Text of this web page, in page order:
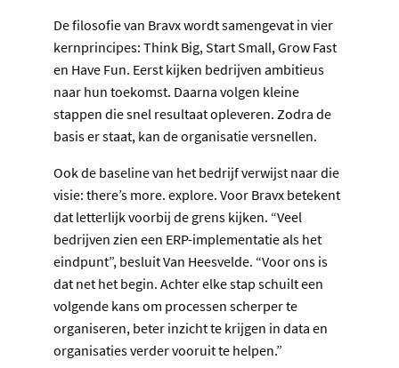
De filosofie van Bravx wordt samengevat in vier
kernprincipes: Think Big, Start Small, Grow Fast
en Have Fun. Eerst kijken bedrijven ambitieus
naar hun toekomst. Daarna volgen kleine
stappen die snel resultaat opleveren. Zodra de
basis er staat, kan de organisatie versnellen.
Ook de baseline van het bedrijf verwijst naar die
visie: there’s more. explore. Voor Bravx betekent
dat letterlijk voorbij de grens kijken. “Veel
bedrijven zien een ERP-implementatie als het
eindpunt”, besluit Van Heesvelde. “Voor ons is
dat net het begin. Achter elke stap schuilt een
volgende kans om processen scherper te
organiseren, beter inzicht te krijgen in data en
organisaties verder vooruit te helpen.”